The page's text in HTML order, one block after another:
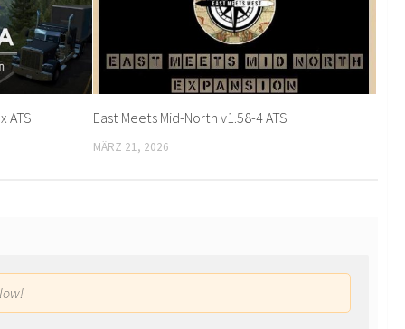
ATS East Meets Mid-North v1.58-4 ATS
MÄRZ 21, 2026